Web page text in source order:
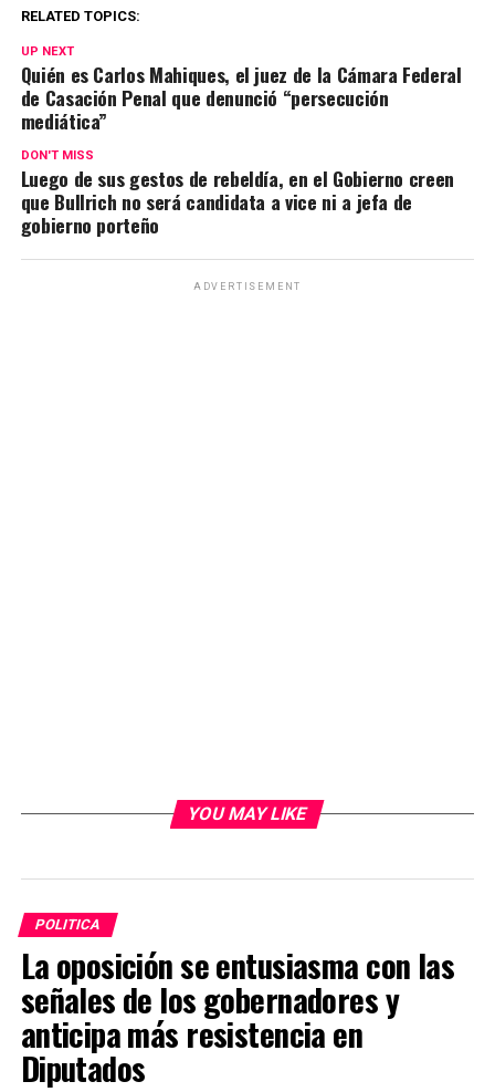
at
s
A
p
p
ce
b
o
o
k
a
Li
n
p
ar
RELATED TOPICS:
UP NEXT
Quién es Carlos Mahiques, el juez de la Cámara Federal
de Casación Penal que denunció “persecución
mediática”
DON'T MISS
Luego de sus gestos de rebeldía, en el Gobierno creen
que Bullrich no será candidata a vice ni a jefa de
gobierno porteño
ADVERTISEMENT
YOU MAY LIKE
POLITICA
La oposición se entusiasma con las
señales de los gobernadores y
anticipa más resistencia en
Diputados